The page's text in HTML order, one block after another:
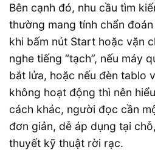
Bên cạnh đó, nhu cầu tìm
thường mang tính chẩn
khi bấm nút Start hoặc vặn
nghe tiếng “tạch”, nếu máy
bắt lửa, hoặc nếu đèn tablo
không hoạt động thì nên
cách khác, người đọc cần
đơn giản, dễ áp dụng tại
thuyết kỹ thuật rời rạc.